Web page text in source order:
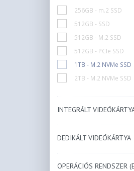
256GB - m.2 SSD
512GB - SSD
512GB - M.2 SSD
512GB - PCIe SSD
1TB - M.2 NVMe SSD
2TB - M.2 NVMe SSD
INTEGRÁLT
DEDIKÁLT VIDEÓKÁRTYA
OPERÁCIÓS RENDSZER